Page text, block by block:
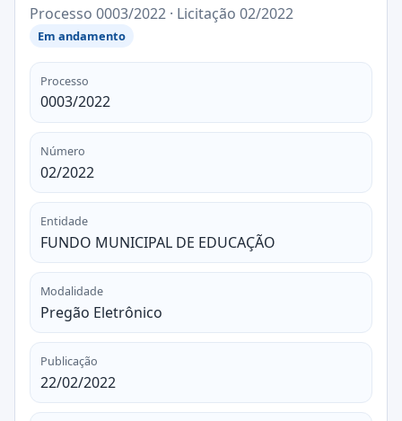
Processo 0003/2022 · Licitação 02/2022
Em andamento
Processo
0003/2022
Número
02/2022
Entidade
FUNDO MUNICIPAL DE EDUCAÇÃO
Modalidade
Pregão Eletrônico
Publicação
22/02/2022